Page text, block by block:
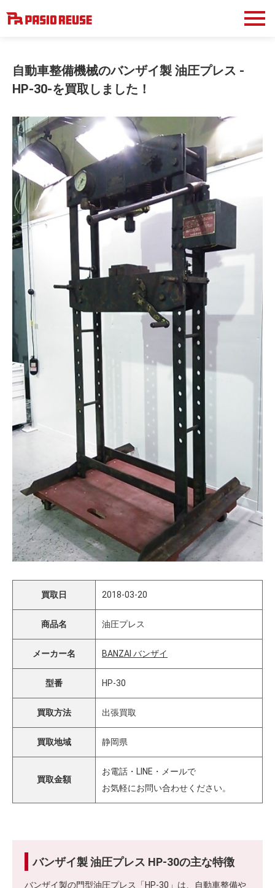
自動車整備機械のバンザイ製 油圧プレス -
HP-30-を買取しました！
買取日 2018-03-20
商品名 油圧プレス
メーカー名 BANZAI バンザイ
型番 HP-30
買取方法 出張買取
買取地域 静岡県
買取金額
お電話・LINE・メールで
お気軽にお問い合わせください。
バンザイ製 油圧プレス HP-30の主な特徴
バンザイ製の門型油圧プレス「HP-30」は、自動車整備や